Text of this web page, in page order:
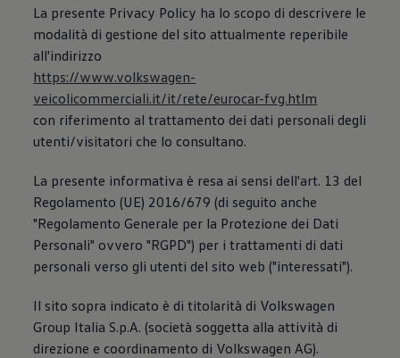
Mobilità elettrica e Ibrida Plug-In
Guida sui veicoli elettrici e sulle batterie
Veicoli elettrici
Soluzioni di ricarica e autonomia
Simulatore del tempo di ricarica
Simulatore dell’autonomia
Ricarica domestica
Ricarica in movimento
Accessori per la ricarica
VW Connect
VW Connect per ID. Buzz
VW Connect per Amarok
VW Connect per Transporter e Caravelle
Sistemi di assistenza alla guida
Aggiornamenti software
Car-Net e App-connect
California App
Service
Promozioni
La presente Privacy Policy ha lo scopo di descrivere le
modalità di gestione del sito attualmente reperibile
all'indirizzo
https://www.volkswagen-
veicolicommerciali.it/it/rete/eurocar-fvg.htlm
con riferimento al trattamento dei dati personali degli
utenti/visitatori che lo consultano.
La presente informativa è resa ai sensi dell'art. 13 del
Regolamento (UE) 2016/679 (di seguito anche
"Regolamento Generale per la Protezione dei Dati
Personali" ovvero "RGPD") per i trattamenti di dati
personali verso gli utenti del sito web ("interessati").
Il sito sopra indicato è di titolarità di Volkswagen
Group Italia S.p.A. (società soggetta alla attività di
direzione e coordinamento di Volkswagen AG).